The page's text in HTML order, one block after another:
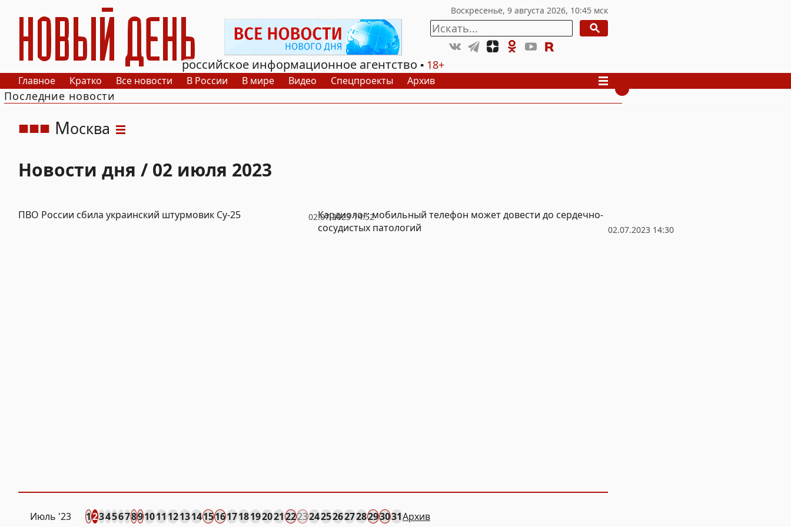
РИА Новый День
российское информационное агентство
18+
Главное Кратко Все новости В России В мире Видео Спецпроекты Архив
Последние новости
Москва
Новости дня / 02 июля 2023
02.07.2023 14:52
ПВО России сбила украинский штурмовик Су-25
02.07.2023 14:30
Кардиолог: мобильный телефон может довести до сердечно-
сосудистых патологий
Июль '23 12345678910111213141516171819202122232425262728293031Архив